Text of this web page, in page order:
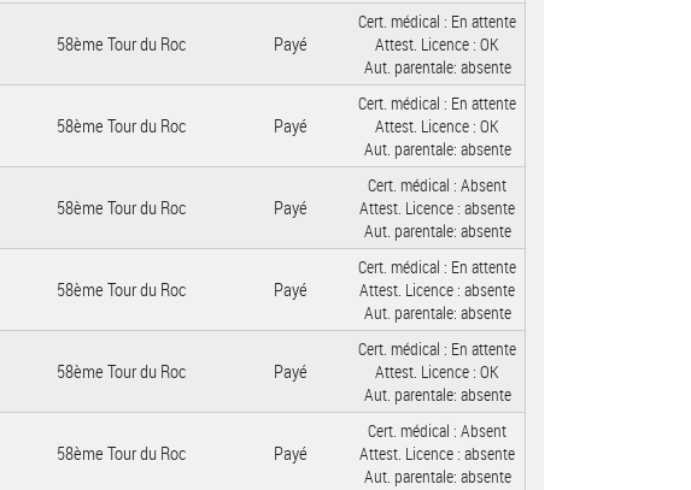
58ème Tour du Roc Payé
Cert. médical : En attente
Attest. Licence : OK
Aut. parentale: absente
58ème Tour du Roc Payé
Cert. médical : En attente
Attest. Licence : OK
Aut. parentale: absente
58ème Tour du Roc Payé
Cert. médical : Absent
Attest. Licence : absente
Aut. parentale: absente
58ème Tour du Roc Payé
Cert. médical : En attente
Attest. Licence : absente
Aut. parentale: absente
58ème Tour du Roc Payé
Cert. médical : En attente
Attest. Licence : OK
Aut. parentale: absente
58ème Tour du Roc Payé
Cert. médical : Absent
Attest. Licence : absente
Aut. parentale: absente